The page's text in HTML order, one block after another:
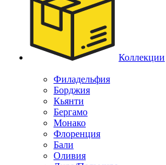
Коллекции
Филадельфия
Борджия
Кьянти
Бергамо
Монако
Флоренция
Бали
Оливия